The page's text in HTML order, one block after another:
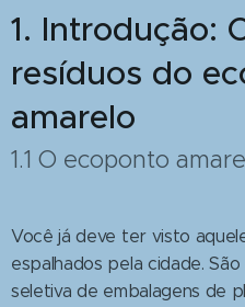
1. Introdução:
resíduos do
amarelo
1.1 O ecoponto
Você já deve ter visto
espalhados pela cidade.
seletiva de embalagens de